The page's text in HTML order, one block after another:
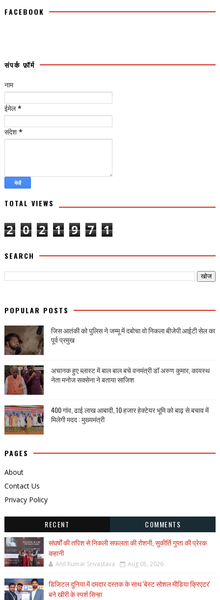
FACEBOOK
संपर्क फ़ॉर्म
नाम
ईमेल*
संदेश *
TOTAL VIEWS
2 0 2 1 9 7 1
SEARCH
POPULAR POSTS
जिस आतंकी को पुलिस ने जम्मू में दबोचा वो निकला बीजेपी आईटी सेल का
पूर्व प्रमुख
अचानक हुए ब्लास्ट में बाल बाल बचे वनमंत्री डॉ अरुण कुमार, कायस्थ
नेता मनोज सक्सेना ने बताया साजिश
400 गांव, ढाई लाख आबादी, 10 हजार हेक्टेयर भूमि को बाढ़ से बचाव में
मिलेगी मदद : मुख्यमंत्री
PAGES
About
Contact Us
Privacy Policy
RECENT
COMMENTS
संघर्षों की तपिश से निकली सफलता की रोशनी, सुकीर्ति गुप्ता की प्रेरक
कहानी
Anil Kumar Srivastava Aug 05, 2026
डिजिटल दुनिया में दमदार दस्तक के साथ 'बेस्ट सोशल मीडिया क्रिएटर'
बने खीरी के स्पर्श सिन्हा